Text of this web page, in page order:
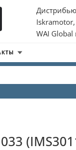
Iskramotor,
WAI